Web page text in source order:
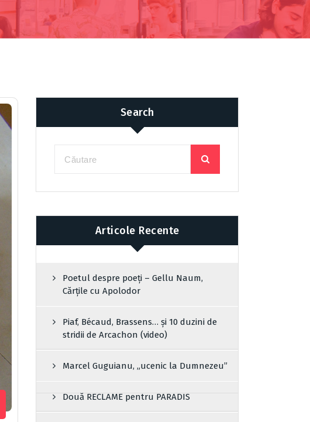
Search
Articole Recente
Poetul despre poeți – Gellu Naum,
Cărțile cu Apolodor
Piaf, Bécaud, Brassens… și 10 duzini de
stridii de Arcachon (video)
Marcel Guguianu, „ucenic la Dumnezeu”
Două RECLAME pentru PARADIS